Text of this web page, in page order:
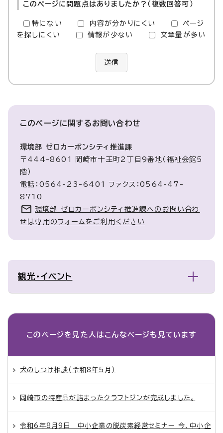
このページに問題点はありましたか？（複数回答可）
特にない 内容が分かりにくい
ページ
を探しにくい
情報が少ない 文章量が多い
送信
このページに関するお問い合わせ
環境部 ゼロカーボンシティ推進課
〒444-8601 岡崎市十王町2丁目9番地（福祉会館5
階）
電話：0564-23-6401 ファクス：0564-47-
8710
環境部 ゼロカーボンシティ推進課へのお問い合わ
せは専用のフォームをご利用ください
観光・イベント
このページを見た人は こんなページも見ています
犬のしつけ相談（令和8年5月）
岡崎市の特産品が詰まったクラフトジンが完成しました。
令和6年8月9日 中小企業の脱炭素経営セミナー 今、中小企